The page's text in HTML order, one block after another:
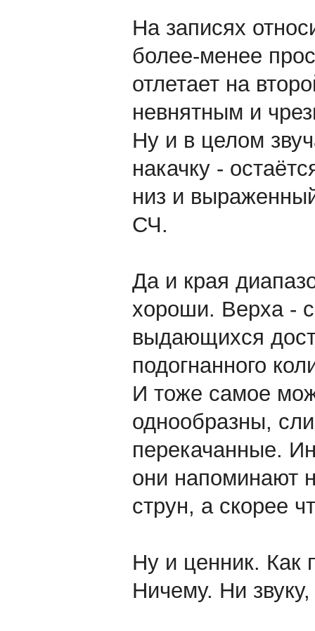
На записях
более-менее
отлетает на
невнятным и
Ну и в целом
накачку -
низ и
СЧ.
Да и края
хороши. Верха -
выдающихся
подогнанного
И тоже самое
однообразны,
перекачанные.
они напоминают
струн, а скорее
Ну и ценник. Как
Ничему. Ни